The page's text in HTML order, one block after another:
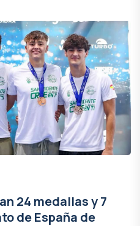
24 medallas y 7
de España de